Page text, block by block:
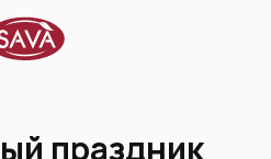
праздник